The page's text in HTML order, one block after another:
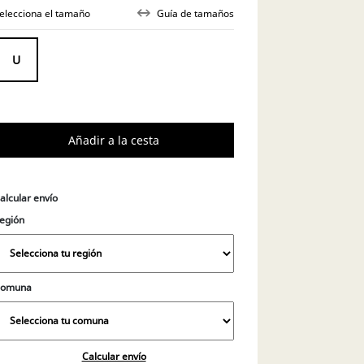
el tamaño Guía de tamaños
envío
Calcular envío